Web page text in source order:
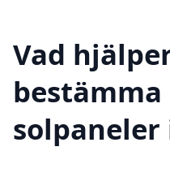
Vad
solpaneler